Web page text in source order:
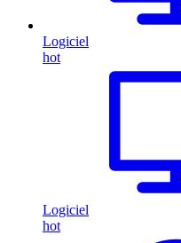
Logiciel
hot
Logiciel
hot